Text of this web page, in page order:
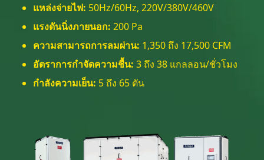
แหล่งจ่ายไฟ: 50Hz/60Hz, 220V/380V/460V
แรงดันนิ่งภายนอก: 200 Pa
ความสามารถการลมผ่าน: 1,350 ถึง 17,500 CFM
อัตราการกำจัดความชื้น: 3 ถึง 38 แกลลอน/ชั่วโมง
กำลังความเย็น: 5 ถึง 65 ตัน